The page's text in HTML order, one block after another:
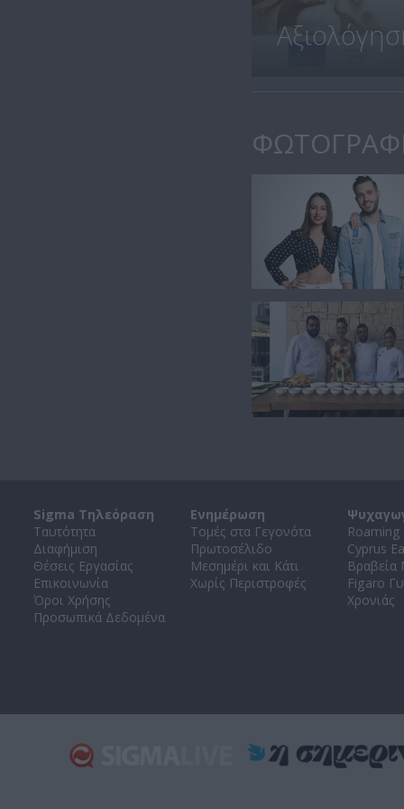
Sigma Τηλεόραση
Ταυτότητα
Διαφήμιση
Θέσεις Εργασίας
Επικοινωνία
Όροι Χρήσης
Προσωπικά Δεδομένα
Ενημέρωση
Τομές στα Γεγονότα
Πρωτοσέλιδο
Μεσημέρι και Κάτι
Χωρίς Περιστροφές
Roaming
Cyprus
Βραβεία
Figaro
Χρονιάς